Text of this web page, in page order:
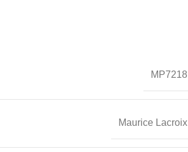
MP7218
Maurice Lacroix